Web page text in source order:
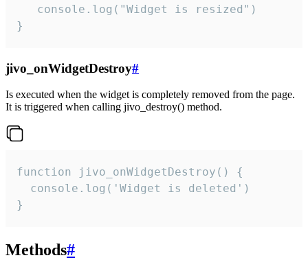
   console.log("Widget is resized")
}
jivo_onWidgetDestroy#
Is executed when the widget is completely removed from the page.
It is triggered when calling jivo_destroy() method.
function jivo_onWidgetDestroy() {
  console.log('Widget is deleted')
}
Methods#